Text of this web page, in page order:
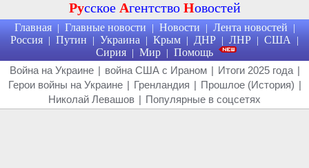
Русское Агентство Новостей
Главная | Главные новости | Новости | Лента новостей |
Россия | Путин | Украина | Крым | ДНР | ЛНР | США |
Сирия | Мир | Помощь
Война на Украине | война США с Ираном | Итоги 2025 года |
Герои войны на Украине | Гренландия | Прошлое (История) |
Николай Левашов | Популярные в соцсетях